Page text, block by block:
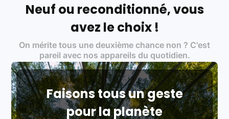
Labels environnementaux & qualité de nos partenaires
traitement des déchets électroniques (DEEE)
Produits testés et vérifiés selon des standards
rigoureux (80 à 100 points de contrôle en
fonction des produits)
Respect des normes RAEE, RoHS, et du
référentiel QualiRepar (bonus réparation)
Neuf ou reconditionné, vous
avez le choix !
On mérite tous une deuxième chance non ? C'est
pareil avec nos appareils du quotidien.
Faisons tous un geste
pour la planète